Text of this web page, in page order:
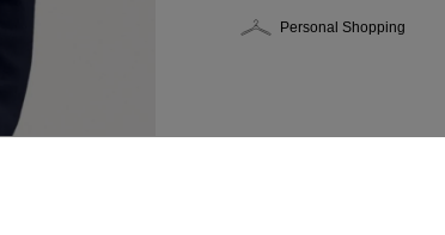
Personal Shopping